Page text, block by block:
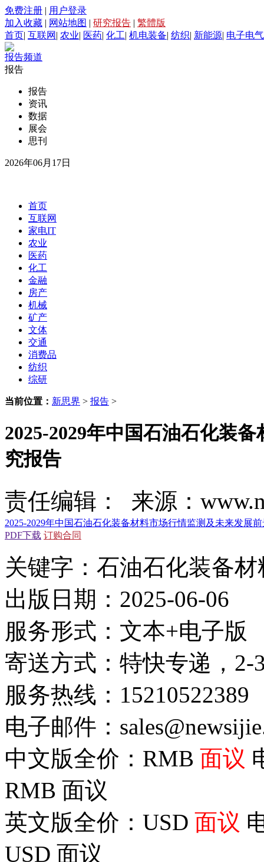
免费注册 | 用户登录
加入收藏 | 网站地图 | 研究报告 | 繁體版
首页| 互联网 | 农业| 医药| 化工| 机电装备| 纺织| 新能源| 电子电气
报告频道
报告
报告
资讯
数据
展会
思刊
2026年06月17日
首页
互联网
家电IT
农业
医药
化工
金融
房产
机械
矿产
文体
交通
消费品
纺织
综研
当前位置： 新思界 > 报告 >
2025-2029年中国石油石化装
究报告
责任编辑： 来源：
2025-2029年中国石油石化装备材料市场行情监测及未来发展
PDF下载 订购合同
关键字：石油石化装备材
出版日期：2025-06-06
服务形式：文本+电子版
寄送方式：特快专递，2-
服务热线：15210522389
电子邮件：
中文版全价：RMB 面议
RMB 面议
英文版全价：USD 面议
USD 面议